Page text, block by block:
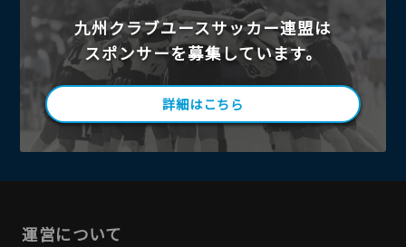
九州クラブユースサッカー連盟は
スポンサーを募集しています。
詳細はこちら
運営について